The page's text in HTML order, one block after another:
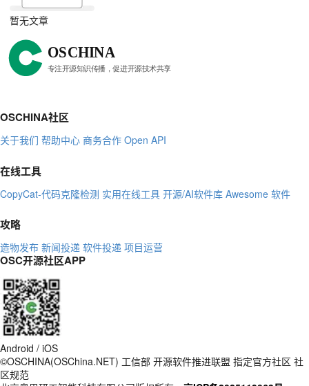
暂无文章
OSCHINA社区
关于我们 帮助中心 商务合作 Open API
在线工具
CopyCat-代码克隆检测 实用在线工具 开源/AI软件库 Awesome 软件
攻略
造物发布 新闻投递 软件投递 项目运营
OSC开源社区APP
Android / iOS
©OSCHINA(OSChina.NET) 工信部 开源软件推进联盟 指定官方社区 社
区规范